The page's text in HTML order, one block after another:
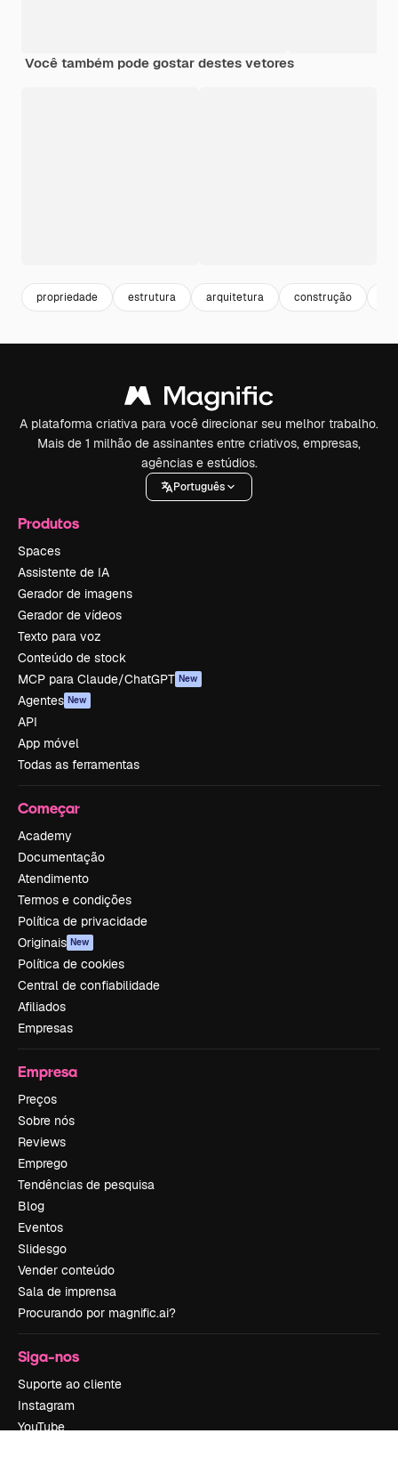
Você também pode gostar destes vetores
propriedade estrutura arquitetura construção
A plataforma criativa para você direcionar seu melhor trabalho.
Mais de 1 milhão de assinantes entre criativos, empresas,
agências e estúdios.
Português
Produtos
Spaces
Assistente de IA
Gerador de imagens
Gerador de vídeos
Texto para voz
Conteúdo de stock
MCP para Claude/ChatGPT New
Agentes New
API
App móvel
Todas as ferramentas
Começar
Academy
Documentação
Atendimento
Termos e condições
Política de privacidade
Originais New
Política de cookies
Central de confiabilidade
Afiliados
Empresas
Empresa
Preços
Sobre nós
Reviews
Emprego
Tendências de pesquisa
Blog
Eventos
Slidesgo
Vender conteúdo
Sala de imprensa
Procurando por magnific.ai?
Siga-nos
Suporte ao cliente
Instagram
YouTube